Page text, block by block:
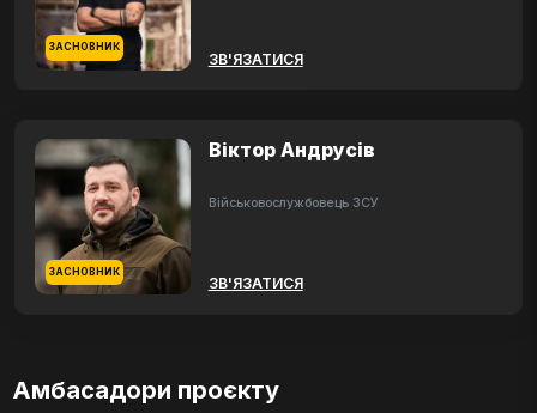
ЗАСНОВНИК
ЗВ'ЯЗАТИСЯ
ЗАСНОВНИК
Віктор Андрусів
Військовослужбовець ЗСУ
ЗВ'ЯЗАТИСЯ
Амбасадори проєкту